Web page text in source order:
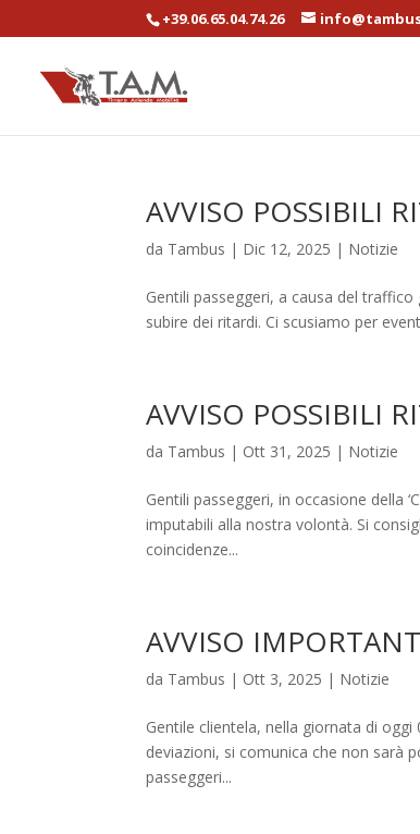
+39.06.65.04.74.26
AVVISO POSSIBILI
da Tambus | Dic 12, 2025 | Notizie
Gentili passeggeri, a causa del
subire dei ritardi. Ci scusiamo per
AVVISO POSSIBILI
da Tambus | Ott 31, 2025 | Notizie
Gentili passeggeri, in occasione della
imputabili alla nostra volontà. Si
coincidenze...
AVVISO
da Tambus | Ott 3, 2025 | Notizie
Gentile clientela, nella giornata di
deviazioni, si comunica che non sarà
passeggeri...